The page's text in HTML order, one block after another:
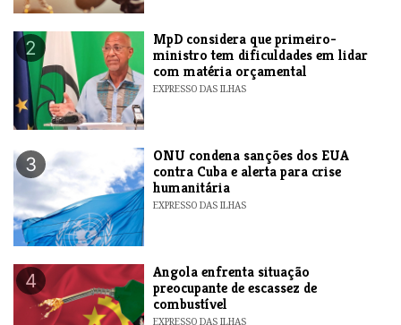
2
MpD considera que primeiro-
ministro tem dificuldades em lidar
com matéria orçamental
EXPRESSO DAS ILHAS
3
ONU condena sanções dos EUA
contra Cuba e alerta para crise
humanitária
EXPRESSO DAS ILHAS
4
Angola enfrenta situação
preocupante de escassez de
combustível
EXPRESSO DAS ILHAS